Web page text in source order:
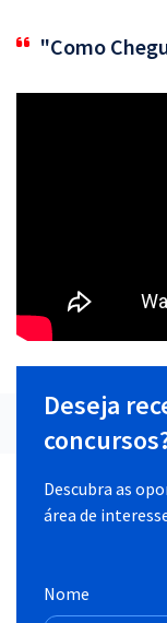
"Como
Deseja
Descubra as
área de
Nome